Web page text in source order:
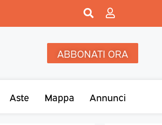
ABBONATI ORA
Aste Mappa Annunci